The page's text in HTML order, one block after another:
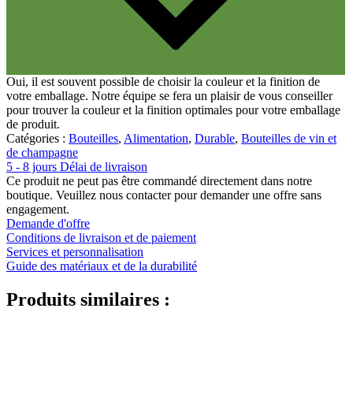
(483)
Durable(301)
Bouteilles de sauce(24)
Oui, il est souvent possible de choisir la couleur et la finition de
votre emballage. Notre équipe se fera un plaisir de vous conseiller
pour trouver la couleur et la finition optimales pour votre emballage
de produit.
Catégories : Bouteilles, Alimentation, Durable, Bouteilles de vin et
de champagne
5 - 8 jours Délai de livraison
Ce produit ne peut pas être commandé directement dans notre
boutique. Veuillez nous contacter pour demander une offre sans
engagement.
Demande d'offre
Conditions de livraison et de paiement
Services et personnalisation
Guide des matériaux et de la durabilité
Produits similaires :